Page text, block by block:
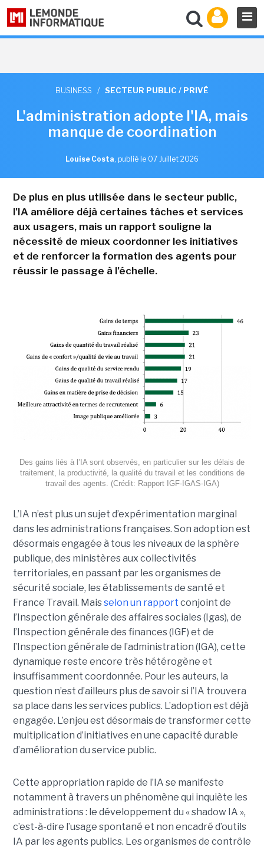
BUSINESS / SECTEUR PUBLIC / PRIVÉ
L'administration adopte l'IA, mais
manque de coordination
Louise Costa, publié le 07 Juillet 2026
De plus en plus utilisée dans le secteur public,
l'IA améliore déjà certaines tâches et services
aux usagers, mais un rapport souligne la
nécessité de mieux coordonner les initiatives
et de renforcer la formation des agents pour
réussir le passage à l'échelle.
Des gains liés à l’IA sont observés, en particulier sur les délais de
traitement, la productivité, la qualité du travail et les conditions de
travail des agents. (Crédit: Rapport IGF-IGAS-IGA)
L’IA n’est plus un sujet d’expérimentation marginal
dans les administrations françaises. Son adoption est
désormais engagée à tous les niveaux de la sphère
publique, des ministères aux collectivités
territoriales, en passant par les organismes de
sécurité sociale, les établissements de santé et
France Travail. Maisselon un rapport conjoint de
l’Inspection générale des affaires sociales (Igas), de
l’Inspection générale des finances (IGF) et de
l’Inspection générale de l’administration (IGA), cette
dynamique reste encore très hétérogène et
insuffisamment coordonnée. Pour les auteurs, la
question n’est d’ailleurs plus de savoir si l’IA trouvera
sa place dans les services publics. L’adoption est déjà
engagée. L’enjeu est désormais de transformer cette
multiplication d’initiatives en une capacité durable
d’amélioration du service public.
Cette appropriation rapide de l’IA se manifeste
notamment à travers un phénomène qui inquiète les
administrations : le développement du « shadow IA »,
c’est-à-dire l’usage spontané et non encadré d’outils
IA par les agents publics. Les organismes de contrôle